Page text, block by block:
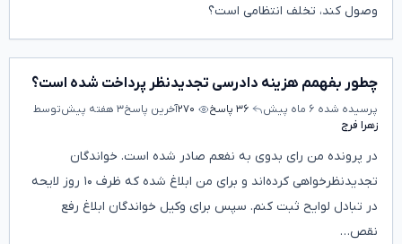
وصول کند، تخلف انتظامی است؟
چطور بفهمم هزینه دادرسی تجدیدنظر پرداخت شده است؟
پرسیده شده ۶ ماه پیش ۳۶ پاسخ ۲۷۰آخرین پاسخ۳ هفته پیش
توسط
زهرا فرج
در پرونده من رای بدوی به نفعم صادر شده است. خواندگان
تجدیدنظرخواهی کرده‌اند و برای من ابلاغ شده که ظرف ۱۰ روز لایحه
در تبادل لوایح ثبت کنم. سپس برای وکیل خواندگان ابلاغ رفع
نقص…